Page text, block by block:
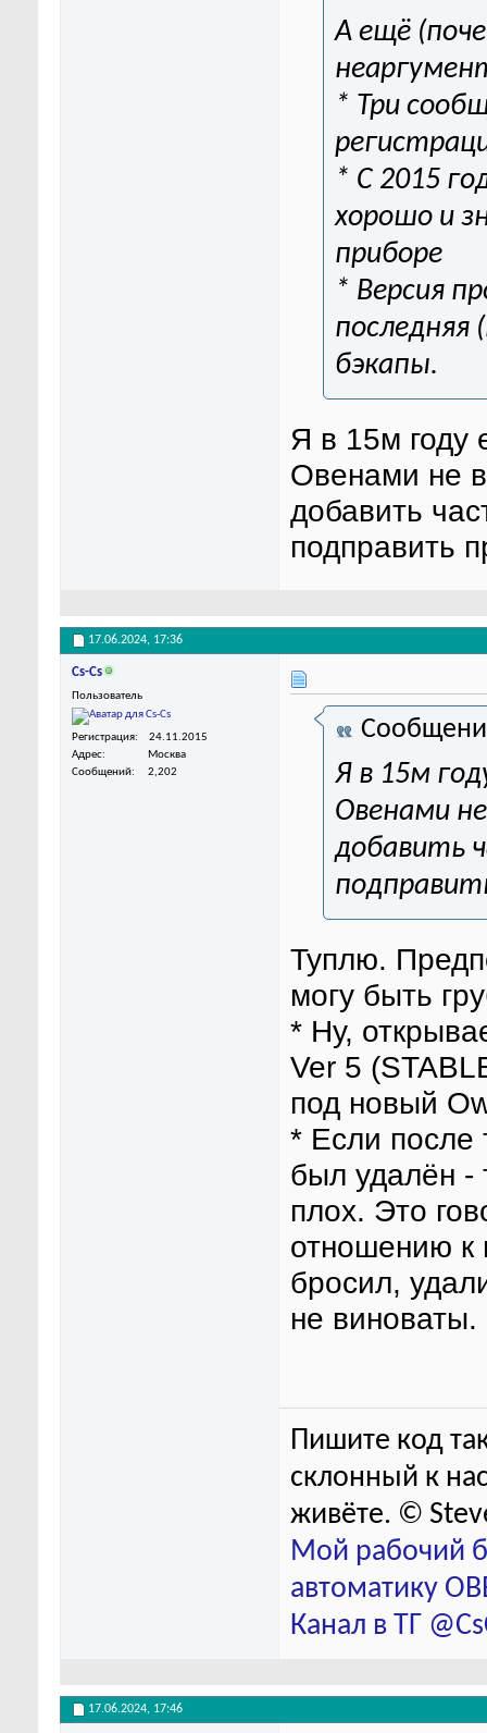
А ещё
* Три
* С 2015
хорошо и
приборе
* Версия
последняя
бэкапы.
Я в 15м году
Овенами не
добавить
подправить
17.06.2024, 17:36
Cs-Cs
Пользователь
Регистрация
24.11.2015
Адрес
Москва
Сообщений
2,202
Я в 15м
Овенами
добавить
Туплю.
могу быть
* Ну,
Ver 5
под новый
* Если после
был удалён -
плох. Это
отношению к
бросил,
не виноваты.
Пишите код
склонный к
живёте. ©
Мой рабочий
автоматику
Канал в ТГ
17.06.2024, 17:46